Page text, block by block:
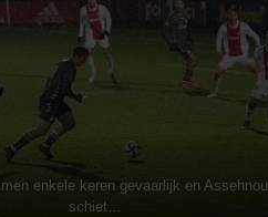
enkele keren gevaarlijk en
schiet…